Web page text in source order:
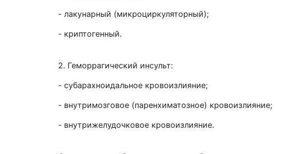
- лакунарный (микроциркуляторный);
- криптогенный.
2. Геморрагический инсульт:
- субарахноидальное кровоизлияние;
- внутримозговое (паренхиматозное) кровоизлияние;
- внутрижелудочковое кровоизлияние.